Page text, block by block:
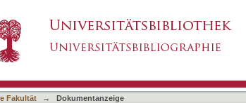
cells and induced
Fakultät → Dokumentanzeige